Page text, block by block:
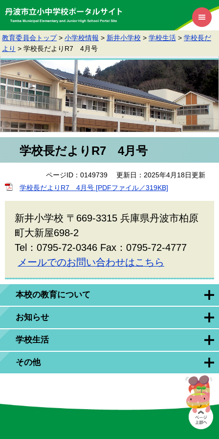
教育委員会トップ > 小学校情報 > 新井小学校 > 学校生活 > 学校長だ
より > 学校長だよりR7 4月号
本校の教育について
お知らせ
学校生活
その他
学校長だよりR7 4月号
ページID：0149739
更新日：2025年4月18日更新
学校長だよりR7 4月号 [PDFファイル／319KB]
新井小学校 〒669-3315 兵庫県丹波市柏原
町大新屋698-2
Tel：0795-72-0346 Fax：0795-72-4777
メールでのお問い合わせはこちら